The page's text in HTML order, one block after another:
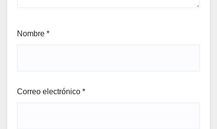
Nombre *
Correo electrónico *